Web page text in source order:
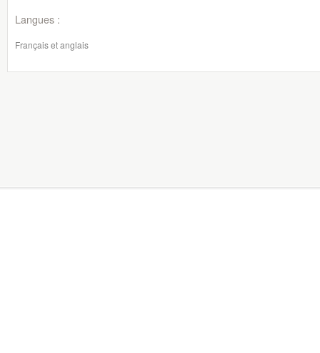
Langues :
Français et anglais